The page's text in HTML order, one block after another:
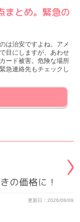
まとめ。緊急の
は治安ですよね。アメ
目にしますが、あわせ
ード被害。危険な場所
急連絡先もチェックし
更新日：2026/08/09